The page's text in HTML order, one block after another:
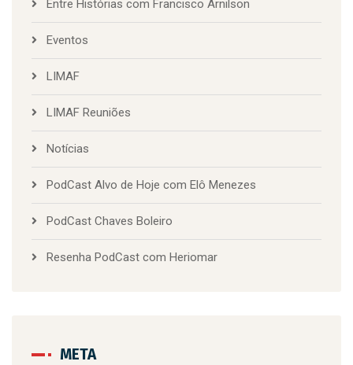
Entre Histórias com Francisco Arnilson
Eventos
LIMAF
LIMAF Reuniões
Notícias
PodCast Alvo de Hoje com Elô Menezes
PodCast Chaves Boleiro
Resenha PodCast com Heriomar
META